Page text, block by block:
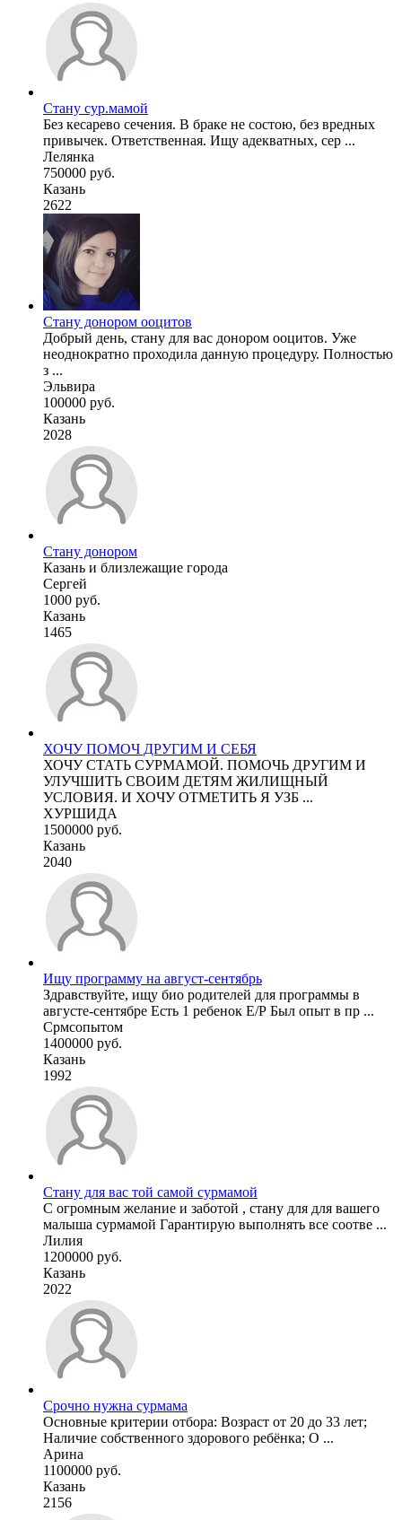
Стану сур.мамой
Без кесарево сечения. В браке не состою, без вредных
привычек. Ответственная. Ищу адекватных, сер ...
Лелянка
750000 руб.
Казань
2622
Стану донором ооцитов
Добрый день, стану для вас донором ооцитов. Уже
неоднократно проходила данную процедуру. Полностью
з ...
Эльвира
100000 руб.
Казань
2028
Стану донором
Казань и близлежащие города
Сергей
1000 руб.
Казань
1465
ХОЧУ ПОМОЧ ДРУГИМ И СЕБЯ
ХОЧУ СТАТЬ СУРМАМОЙ. ПОМОЧЬ ДРУГИМ И
УЛУЧШИТЬ СВОИМ ДЕТЯМ ЖИЛИЩНЫЙ
УСЛОВИЯ. И ХОЧУ ОТМЕТИТЬ Я УЗБ ...
ХУРШИДА
1500000 руб.
Казань
2040
Ищу программу на август-сентябрь
Здравствуйте, ищу био родителей для программы в
августе-сентябре Есть 1 ребенок Е/Р Был опыт в пр ...
Срмсопытом
1400000 руб.
Казань
1992
Стану для вас той самой сурмамой
С огромным желание и заботой , стану для для вашего
малыша сурмамой Гарантирую выполнять все соотве ...
Лилия
1200000 руб.
Казань
2022
Срочно нужна сурмама
Основные критерии отбора: Возраст от 20 до 33 лет;
Наличие собственного здорового ребёнка; О ...
Арина
1100000 руб.
Казань
2156